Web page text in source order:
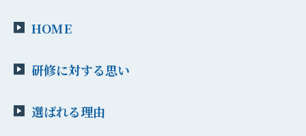
HOME
研修に対する思い
選ばれる理由